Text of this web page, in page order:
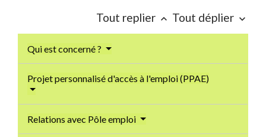
Tout replier keyboard_arrow_up Tout déplier keyboard_arrow_down
Qui est concerné ?
Projet personnalisé d'accès à l'emploi (PPAE)
Relations avec Pôle emploi